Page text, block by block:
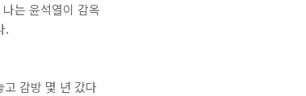
는 윤석열이 감옥
.
고 감방 몇 년 갔다